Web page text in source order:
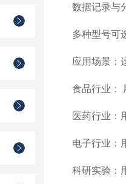
数据记录与
多种型号可
应用场景：
食品行业：
医药行业：
电子行业：
科研实验：